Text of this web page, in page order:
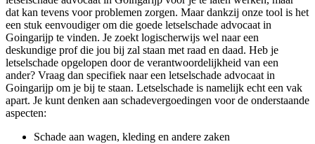
dat kan tevens voor problemen zorgen. Maar dankzij onze tool is het
een stuk eenvoudiger om die goede letselschade advocaat in
Goingarijp te vinden. Je zoekt logischerwijs wel naar een
deskundige prof die jou bij zal staan met raad en daad. Heb je
letselschade opgelopen door de verantwoordelijkheid van een
ander? Vraag dan specifiek naar een letselschade advocaat in
Goingarijp om je bij te staan. Letselschade is namelijk echt een vak
apart. Je kunt denken aan schadevergoedingen voor de onderstaande
aspecten:
Schade aan wagen, kleding en andere zaken